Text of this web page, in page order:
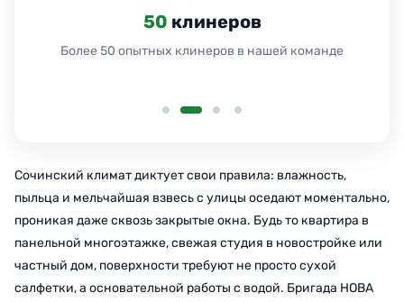
50 клинеров
Более 50 опытных клинеров в нашей команде
Сочинский климат диктует свои правила: влажность,
пыльца и мельчайшая взвесь с улицы оседают моментально,
проникая даже сквозь закрытые окна. Будь то квартира в
панельной многоэтажке, свежая студия в новостройке или
частный дом, поверхности требуют не просто сухой
салфетки, а основательной работы с водой. Бригада НОВА